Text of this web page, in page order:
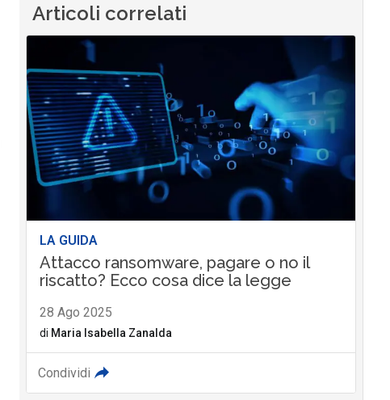
Articoli correlati
LA GUIDA
Attacco ransomware, pagare o no il
riscatto? Ecco cosa dice la legge
28 Ago 2025
di Maria Isabella Zanalda
Condividi